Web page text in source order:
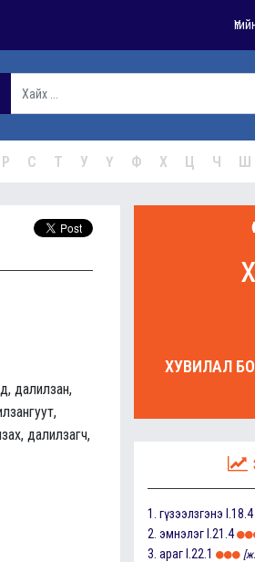
Р С Т У Ү Ф Х Ц Ч Ш
далилзан,
далилзагч,
ХУВИЛАЛ
1. гүзээлзгэнэ I.18.4
2. эмнэлэг I.21.4
3. араг I.22.1